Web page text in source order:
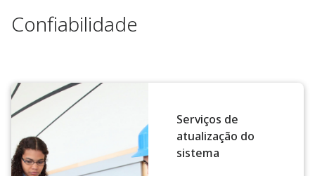
Confiabilidade
Serviços de
atualização do
sistema